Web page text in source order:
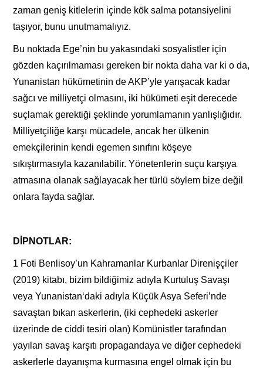
zaman geniş kitlelerin içinde kök salma potansiyelini
taşıyor, bunu unutmamalıyız.
Bu noktada Ege’nin bu yakasındaki sosyalistler için
gözden kaçırılmaması gereken bir nokta daha var ki o da,
Yunanistan hükümetinin de AKP’yle yarışacak kadar
sağcı ve milliyetçi olmasını, iki hükümeti eşit derecede
suçlamak gerektiği şeklinde yorumlamanın yanlışlığıdır.
Milliyetçiliğe karşı mücadele, ancak her ülkenin
emekçilerinin kendi egemen sınıfını köşeye
sıkıştırmasıyla kazanılabilir. Yönetenlerin suçu karşıya
atmasına olanak sağlayacak her türlü söylem bize değil
onlara fayda sağlar.
DİPNOTLAR:
1 Foti Benlisoy’un Kahramanlar Kurbanlar Direnişçiler
(2019) kitabı, bizim bildiğimiz adıyla Kurtuluş Savaşı
veya Yunanistan‘daki adıyla Küçük Asya Seferi’nde
savaştan bıkan askerlerin, (iki cephedeki askerler
üzerinde de ciddi tesiri olan) Komünistler tarafından
yayılan savaş karşıtı propagandaya ve diğer cephedeki
askerlerle dayanışma kurmasına engel olmak için bu